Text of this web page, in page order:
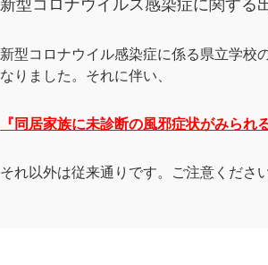
新型コロナウイルス感染症に関する
新型コロナウイル感染症に係る県立学校
なりました。 それに伴い、
『同居家族に未診断の風邪症状がみられ
それ以外は従来通りです。ご注意ください